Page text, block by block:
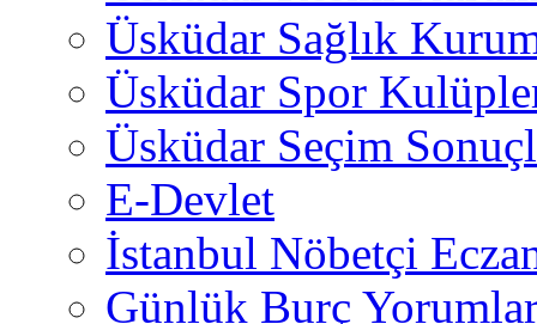
Üsküdar Sağlık
Üsküdar Spor
Üsküdar Seçim
E-Devlet
İstanbul Nöbetçi
Günlük Burç